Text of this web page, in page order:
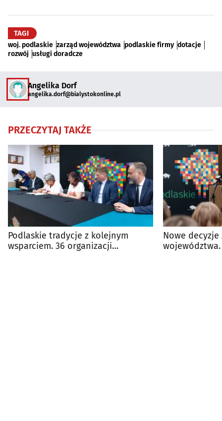
TAGI
woj. podlaskie zarząd województwa podlaskie firmy dotacje
rozwój usługi doradcze
Angelika Dorf
angelika.dorf@bialystokonline.pl
PRZECZYTAJ TAKŻE
Podlaskie tradycje z kolejnym
wsparciem. 36 organizacji
Nowe decyzje